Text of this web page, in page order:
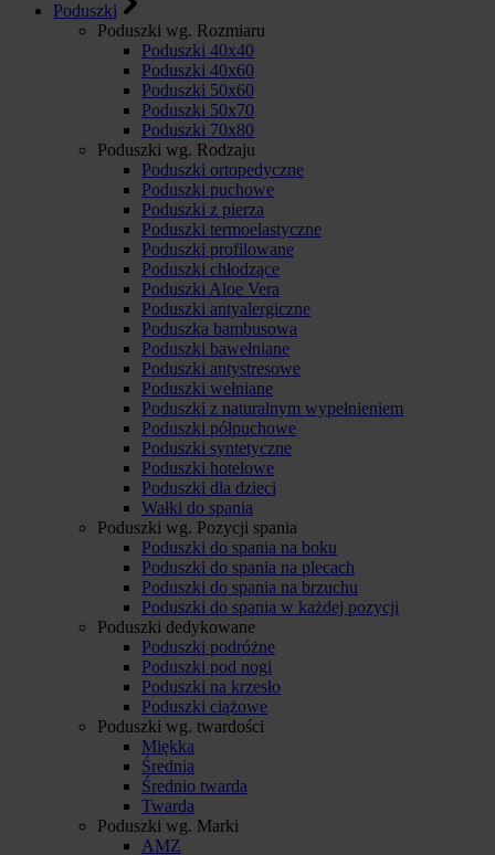
Poduszki
Poduszki wg. Rozmiaru
Poduszki 40x40
Poduszki 40x60
Poduszki 50x60
Poduszki 50x70
Poduszki 70x80
Poduszki wg. Rodzaju
Poduszki ortopedyczne
Poduszki puchowe
Poduszki z pierza
Poduszki termoelastyczne
Poduszki profilowane
Poduszki chłodzące
Poduszki Aloe Vera
Poduszki antyalergiczne
Poduszka bambusowa
Poduszki bawełniane
Poduszki antystresowe
Poduszki wełniane
Poduszki z naturalnym wypełnieniem
Poduszki półpuchowe
Poduszki syntetyczne
Poduszki hotelowe
Poduszki dla dzieci
Wałki do spania
Poduszki wg. Pozycji spania
Poduszki do spania na boku
Poduszki do spania na plecach
Poduszki do spania na brzuchu
Poduszki do spania w każdej pozycji
Poduszki dedykowane
Poduszki podróżne
Poduszki pod nogi
Poduszki na krzesło
Poduszki ciążowe
Poduszki wg. twardości
Miękka
Średnia
Średnio twarda
Twarda
Poduszki wg. Marki
AMZ